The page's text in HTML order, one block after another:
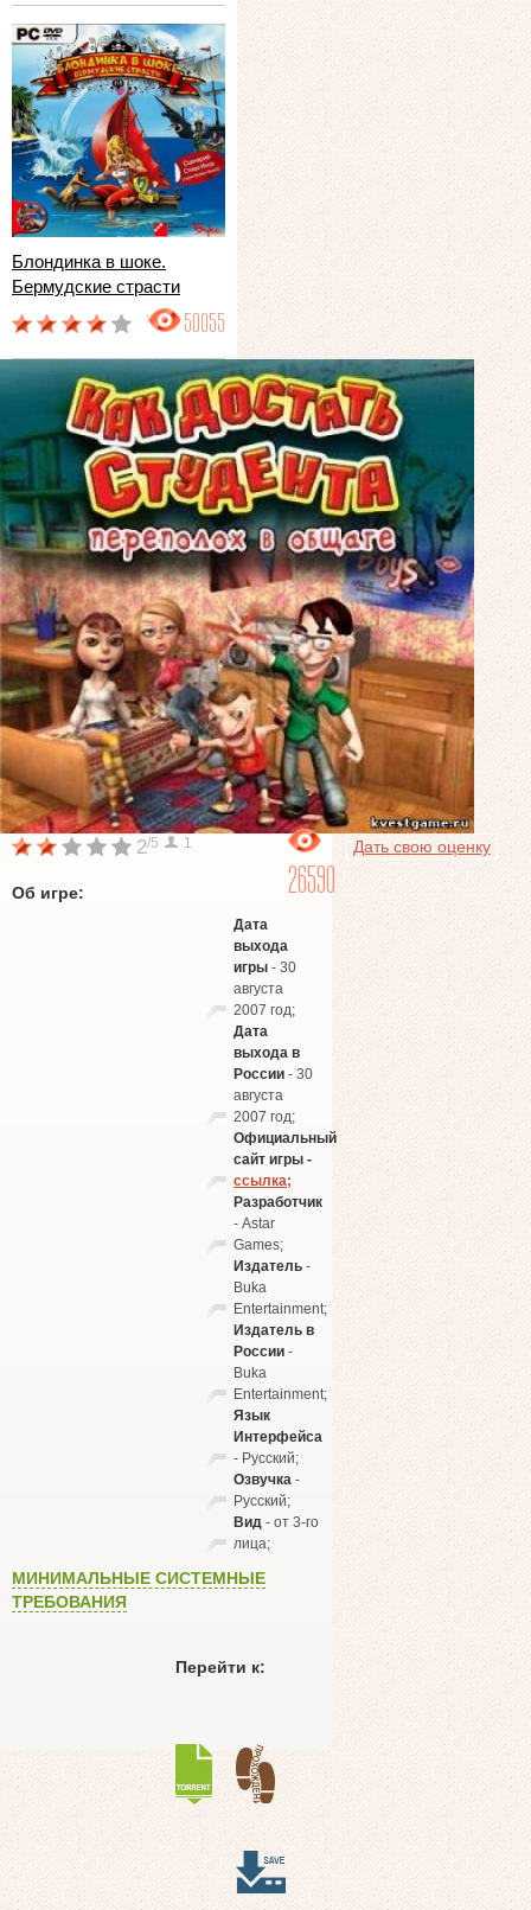
Блондинка в шоке.
Бермудские страсти
50055
Дать свою оценку
2/5 1
26590
Об игре:
Дата
выхода
игры- 30
августа
2007 год;
Дата
выхода в
России- 30
августа
2007 год;
Официальный
сайт игры -
ссылка;
Разработчик
- Astar
Games;
Издатель-
Buka
Entertainment;
Издатель в
России-
Buka
Entertainment;
Язык
Интерфейса
- Русский;
Озвучка-
Русский;
Вид- от 3-го
лица;
МИНИМАЛЬНЫЕ СИСТЕМНЫЕ
ТРЕБОВАНИЯ
Перейти к: